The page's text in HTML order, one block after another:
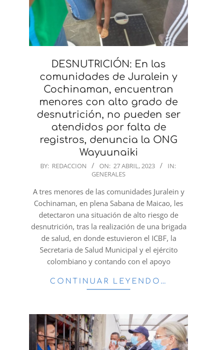
DESNUTRICIÓN: En las
comunidades de Juralein y
Cochinaman, encuentran
menores con alto grado de
desnutrición, no pueden ser
atendidos por falta de
registros, denuncia la ONG
Wayuunaiki
2023-
27
BY: REDACCION ON: 27 ABRIL, 2023
IN:
GENERALES
A tres menores de las comunidades Juralein y
Cochinaman, en plena Sabana de Maicao, les
detectaron una situación de alto riesgo de
desnutrición, tras la realización de una brigada
de salud, en donde estuvieron el ICBF, la
Secretaria de Salud Municipal y el ejército
colombiano y contando con el apoyo
CONTINUAR LEYENDO…